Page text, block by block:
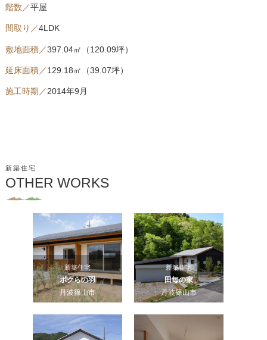
階数／平屋
間取り／4LDK
敷地面積／397.04㎡（120.09坪）
延床面積／129.18㎡（39.07坪）
施工時期／2014年9月
新築住宅
OTHER WORKS
新築住宅
ボクらの羽
丹波篠山市
新築住宅
田毎の家
丹波篠山市